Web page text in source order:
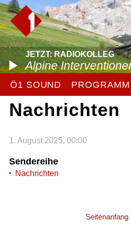
JETZT: RADIOKOLLEG
Alpine
Ö1 SOUND PROGRAMM
Nachrichten
1. August 2025, 00:00
Sendereihe
Nachrichten
Seitenanfang